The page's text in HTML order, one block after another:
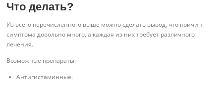
Что делать?
Из всего перечисленного выше можно сделать вывод, что причин
симптома довольно много, а каждая из них требует различного
лечения.
Возможные препараты:
Антигистаминные.